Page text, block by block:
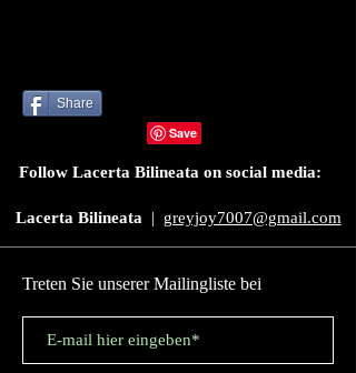
Share
Follow Lacerta Bilineata on social media:
Lacerta Bilineata | greyjoy7007@gmail.com
Treten Sie unserer Mailingliste bei